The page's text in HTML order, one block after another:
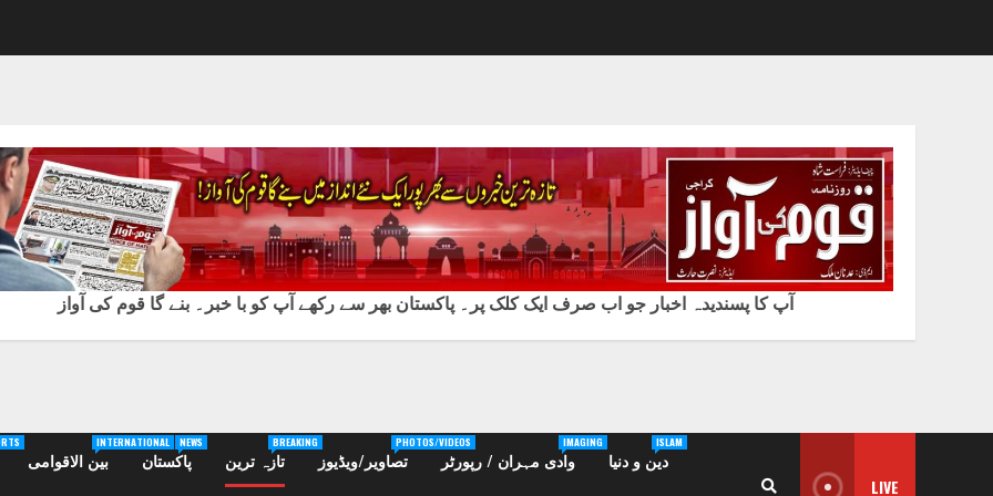
آپ کا پسندیدہ اخبار جو اب صرف ایک کلک پر۔ پاکستان بھر سے رکھے آپ کو با خبر۔ بنے گا قوم کی آواز
بین الاقوامی
INTERNATIONAL
پاکستان
NEWS
تازہ ترین
BREAKING
تصاویر/ویڈیوز
PHOTOS/VIDEOS
وادی مہران / رپورٹر
IMAGING
دین و دنیا
ISLAM
LIVE